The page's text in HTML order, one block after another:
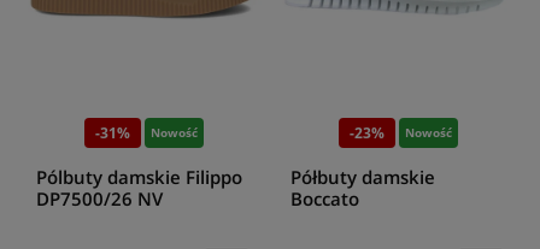
-31% Nowość
Pólbuty damskie Filippo
DP7500/26 NV
-23% Nowość
Półbuty damskie
Boccato